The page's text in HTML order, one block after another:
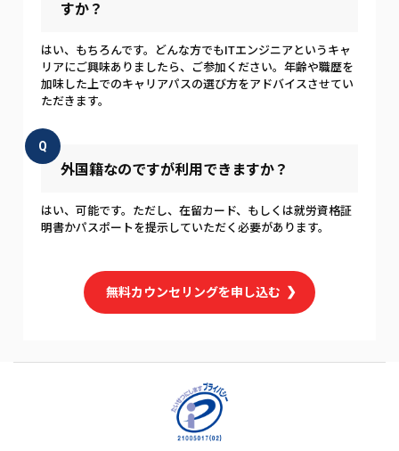
すか？
はい、もちろんです。どんな方でもITエンジニアというキャ
リアにご興味ありましたら、ご参加ください。年齢や職歴を
加味した上でのキャリアパスの選び方をアドバイスさせてい
ただきます。
Q
外国籍なのですが利用できますか？
はい、可能です。ただし、在留カード、もしくは就労資格証
明書かパスポートを提示していただく必要があります。
無料カウンセリングを申し込む